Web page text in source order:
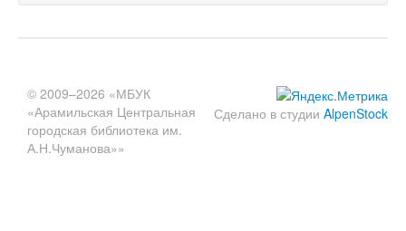
Сделано в студии AlpenStock
© 2009–2026 «МБУК
«Арамильская Центральная
городская библиотека им.
А.Н.Чуманова»»